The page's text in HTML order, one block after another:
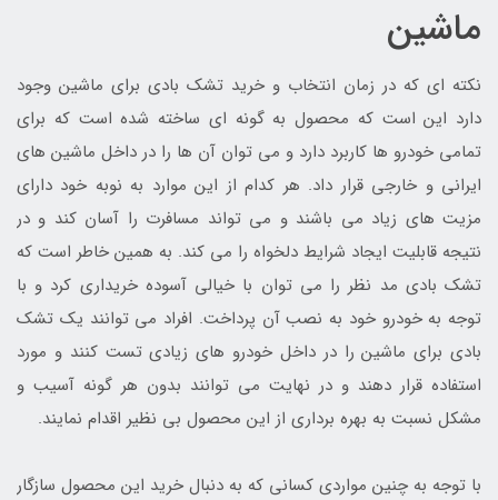
ماشین
نکته ای که در زمان انتخاب و خرید تشک بادی برای ماشین وجود
دارد این است که محصول به گونه ای ساخته شده است که برای
تمامی خودرو ها کاربرد دارد و می توان آن ها را در داخل ماشین های
ایرانی و خارجی قرار داد. هر کدام از این موارد به نوبه خود دارای
مزیت های زیاد می باشند و می تواند مسافرت را آسان کند و در
نتیجه قابلیت ایجاد شرایط دلخواه را می کند. به همین خاطر است که
تشک بادی مد نظر را می توان با خیالی آسوده خریداری کرد و با
توجه به خودرو خود به نصب آن پرداخت. افراد می توانند یک تشک
بادی برای ماشین را در داخل خودرو های زیادی تست کنند و مورد
استفاده قرار دهند و در نهایت می توانند بدون هر گونه آسیب و
مشکل نسبت به بهره برداری از این محصول بی نظیر اقدام نمایند.
با توجه به چنین مواردی کسانی که به دنبال خرید این محصول سازگار